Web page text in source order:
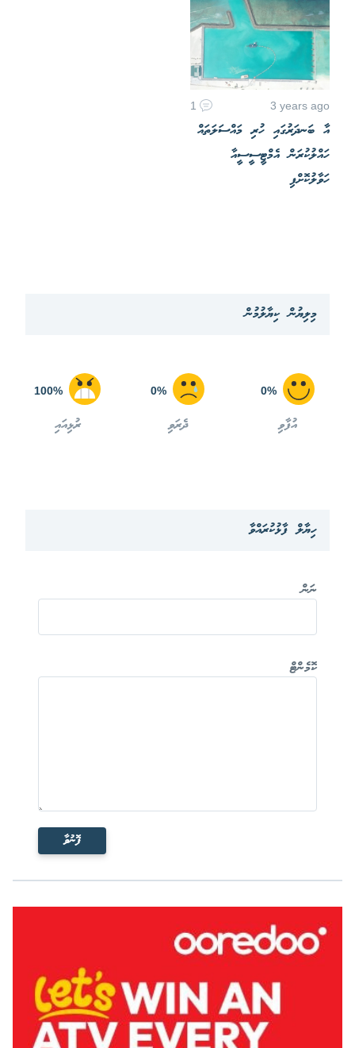
3 years ago
1
އާ ބަނދަރުގައި ހުރި މައްސަލަތައް
ހައްލުކުރަން އެމްޓީސީސީއާ
ހަވާލުކޮށްފި
މިލިޔުން ކިޔާލުމުން
0%
އުފާވި
0%
ދެރަވި
100%
ރުޅިއައި
ހިޔާލް ފާޅުކުރައްވާ
ނަން
ކޮމެންޓް
ފޮނުވާ